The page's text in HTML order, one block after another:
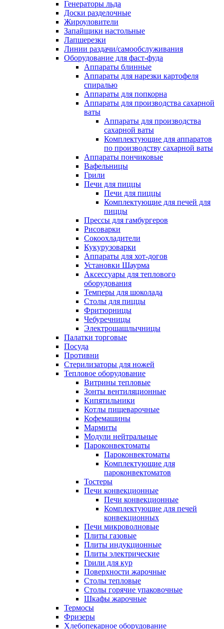
Генераторы льда
Доски разделочные
Жироуловители
Запайщики настольные
Лапшерезки
Линии раздачи/самообслуживания
Оборудование для фаст-фуда
Аппараты блинные
Аппараты для нарезки картофеля
спиралью
Аппараты для попкорна
Аппараты для производства сахарной
ваты
Аппараты для производства
сахарной ваты
Комплектующие для аппаратов
по производству сахарной ваты
Аппараты пончиковые
Вафельницы
Грили
Печи для пиццы
Печи для пиццы
Комплектующие для печей для
пиццы
Прессы для гамбургеров
Рисоварки
Сокоохладители
Кукурузоварки
Аппараты для хот-догов
Установки Шаурма
Аксессуары для теплового
оборудования
Темперы для шоколада
Столы для пиццы
Фритюрницы
Чебуречницы
Электрошашлычницы
Палатки торговые
Посуда
Противни
Стерилизаторы для ножей
Тепловое оборудование
Витрины тепловые
Зонты вентиляционные
Кипятильники
Котлы пищеварочные
Кофемашины
Мармиты
Модули нейтральные
Пароконвектоматы
Пароконвектоматы
Комплектующие для
пароконвектоматов
Тостеры
Печи конвекционные
Печи конвекционные
Комплектующие для печей
конвекционных
Печи микроволновые
Плиты газовые
Плиты индукционные
Плиты электрические
Грили для кур
Поверхности жарочные
Столы тепловые
Столы горячие упаковочные
Шкафы жарочные
Термосы
Фризеры
Хлебопекарное оборудование